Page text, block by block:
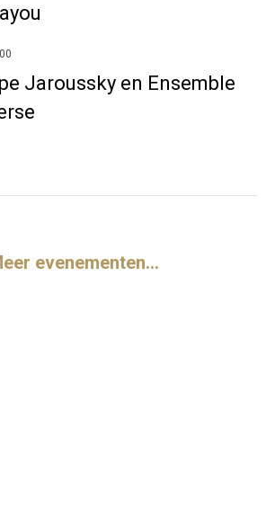
Jaroussky en Ensemble
evenementen…